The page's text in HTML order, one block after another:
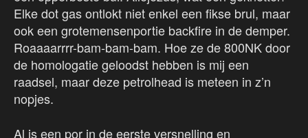
Elke dot gas ontlokt niet enkel een fikse brul, maar
ook een grotemensenportie backfire in de demper.
Roaaaarrrr-bam-bam-bam. Hoe ze de 800NK door
de homologatie geloodst hebben is mij een
raadsel, maar deze petrolhead is meteen in z’n
nopjes.
Al is een por in de eerste versnelling en